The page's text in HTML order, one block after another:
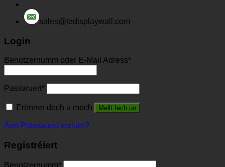
sales@ledisplaywall.com
Login
Benotzernumm oder E-Mail Adress*
Passwuert*
Erënner dech u mech Mellt Iech un
Äert Passwuert verluer?
Registréiert
Benotzernumm*